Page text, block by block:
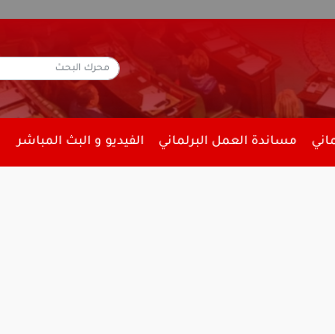
مساندة العمل البرلماني الفيديو و البث المباشر